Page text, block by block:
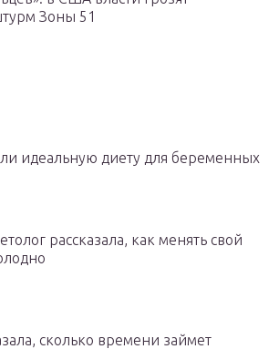
Зоны 51
идеальную диету для беременных
рассказала, как менять свой
сколько времени займет